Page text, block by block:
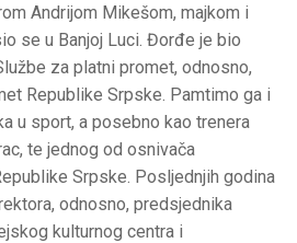
Andrijom Mikešom, majkom i
se u Banjoj Luci. Đorđe je bio
za platni promet, odnosno,
Republike Srpske. Pamtimo ga i
u sport, a posebno kao trenera
te jednog od osnivača
Srpske. Posljednjih godina
odnosno, predsjednika
kulturnog centra i